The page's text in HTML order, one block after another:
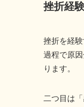
挫折経
挫折を経
過程で原
ります。
二つ目は